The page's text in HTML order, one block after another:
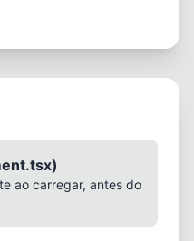
ao carregar, antes do